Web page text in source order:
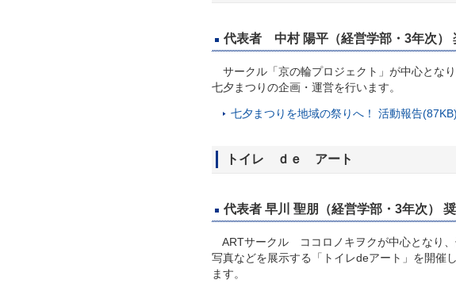
代表者 中村 陽平（経営学部・3年次）
サークル「京の輪プロジェクト」が中心とな
七夕まつりの企画・運営を行います。
七夕まつりを地域の祭りへ！ 活動報告(87KB)
トイレ ｄｅ アート
代表者 早川 聖朋（経営学部・3年次）
ARTサークル ココロノキヲクが中心となり、
写真などを展示する「トイレdeアート」を開催
ます。